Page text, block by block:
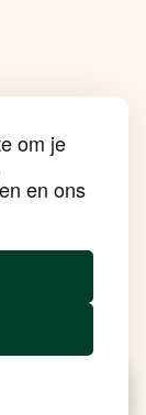
om je
en ons